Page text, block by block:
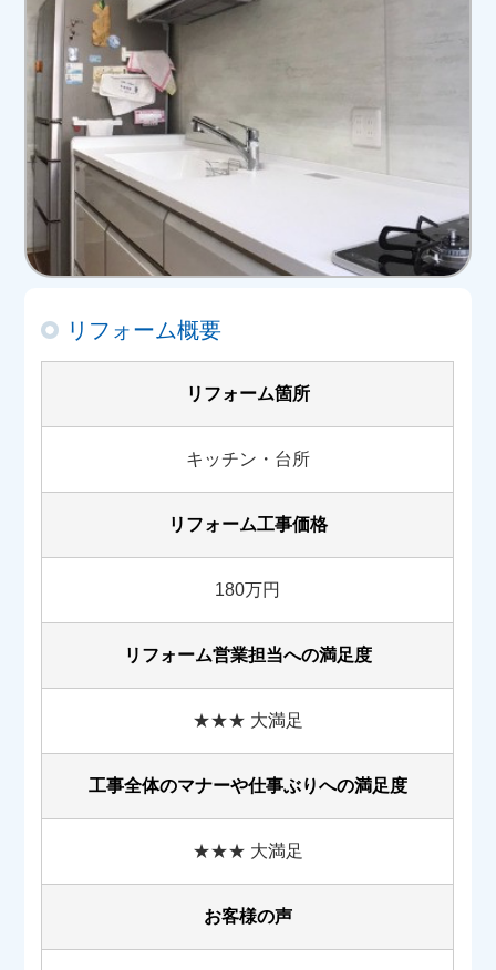
リフォーム概要
リフォーム箇所
キッチン・台所
リフォーム工事価格
180万円
リフォーム営業担当への満足度
★★★ 大満足
工事全体のマナーや仕事ぶりへの満足度
★★★ 大満足
お客様の声